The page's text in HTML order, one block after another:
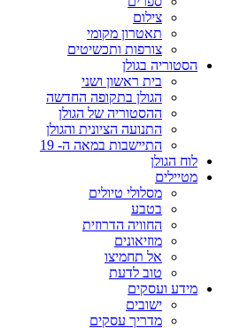
צילום
תאטרון מקומי
צורפות ותכשיטים
הסטוריה בגולן
בית ראשון ושני
הגולן בתקופה החדשה
ההסטוריה של הגולן
התנועה הציונית והגולן
התיישבות במאה ה- 19
לוח הגולן
מטיילים
מסלולי טיולים
בטבע
החוויה הדרוזית
מוזיאונים
אל תחמיצו
טוב לדעת
מידע ועסקים
ישובים
מדריך עסקים